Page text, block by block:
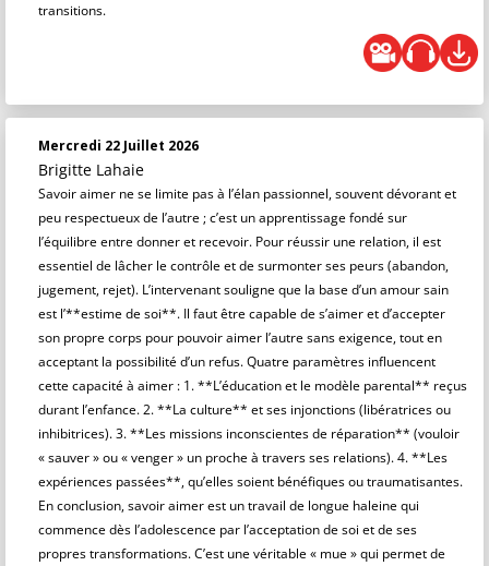
transitions.
Mercredi 22 Juillet 2026
Brigitte Lahaie
Savoir aimer ne se limite pas à l’élan passionnel, souvent dévorant et
peu respectueux de l’autre ; c’est un apprentissage fondé sur
l’équilibre entre donner et recevoir. Pour réussir une relation, il est
essentiel de lâcher le contrôle et de surmonter ses peurs (abandon,
jugement, rejet). L’intervenant souligne que la base d’un amour sain
est l’**estime de soi**. Il faut être capable de s’aimer et d’accepter
son propre corps pour pouvoir aimer l’autre sans exigence, tout en
acceptant la possibilité d’un refus. Quatre paramètres influencent
cette capacité à aimer : 1. **L’éducation et le modèle parental** reçus
durant l’enfance. 2. **La culture** et ses injonctions (libératrices ou
inhibitrices). 3. **Les missions inconscientes de réparation** (vouloir
« sauver » ou « venger » un proche à travers ses relations). 4. **Les
expériences passées**, qu’elles soient bénéfiques ou traumatisantes.
En conclusion, savoir aimer est un travail de longue haleine qui
commence dès l’adolescence par l’acceptation de soi et de ses
propres transformations. C’est une véritable « mue » qui permet de